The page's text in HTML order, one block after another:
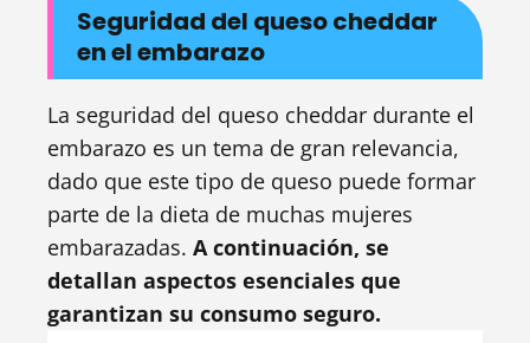
Seguridad del queso cheddar
en el embarazo
La seguridad del queso cheddar durante el
embarazo es un tema de gran relevancia,
dado que este tipo de queso puede formar
parte de la dieta de muchas mujeres
embarazadas. A continuación, se
detallan aspectos esenciales que
garantizan su consumo seguro.